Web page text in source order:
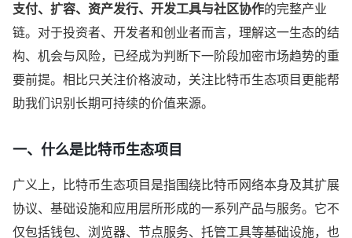
支付、扩容、资产发行、开发工具与社区协作的完整产业
链。对于投资者、开发者和创业者而言，理解这一生态的结
构、机会与风险，已经成为判断下一阶段加密市场趋势的重
要前提。相比只关注价格波动，关注比特币生态项目更能帮
助我们识别长期可持续的价值来源。
一、什么是比特币生态项目
广义上，比特币生态项目是指围绕比特币网络本身及其扩展
协议、基础设施和应用层所形成的一系列产品与服务。它不
仅包括钱包、浏览器、节点服务、托管工具等基础设施，也